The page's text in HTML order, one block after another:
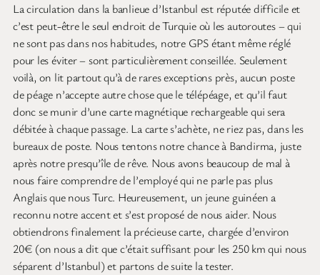
La circulation dans la banlieue d’Istanbul est réputée difficile et
c’est peut-être le seul endroit de Turquie où les autoroutes – qui
ne sont pas dans nos habitudes, notre GPS étant même réglé
pour les éviter – sont particulièrement conseillée. Seulement
voilà, on lit partout qu’à de rares exceptions près, aucun poste
de péage n’accepte autre chose que le télépéage, et qu’il faut
donc se munir d’une carte magnétique rechargeable qui sera
débitée à chaque passage. La carte s’achète, ne riez pas, dans les
bureaux de poste. Nous tentons notre chance à Bandirma, juste
après notre presqu’île de rêve. Nous avons beaucoup de mal à
nous faire comprendre de l’employé qui ne parle pas plus
Anglais que nous Turc. Heureusement, un jeune guinéen a
reconnu notre accent et s’est proposé de nous aider. Nous
obtiendrons finalement la précieuse carte, chargée d’environ
20€ (on nous a dit que c’était suffisant pour les 250 km qui nous
séparent d’Istanbul) et partons de suite la tester.